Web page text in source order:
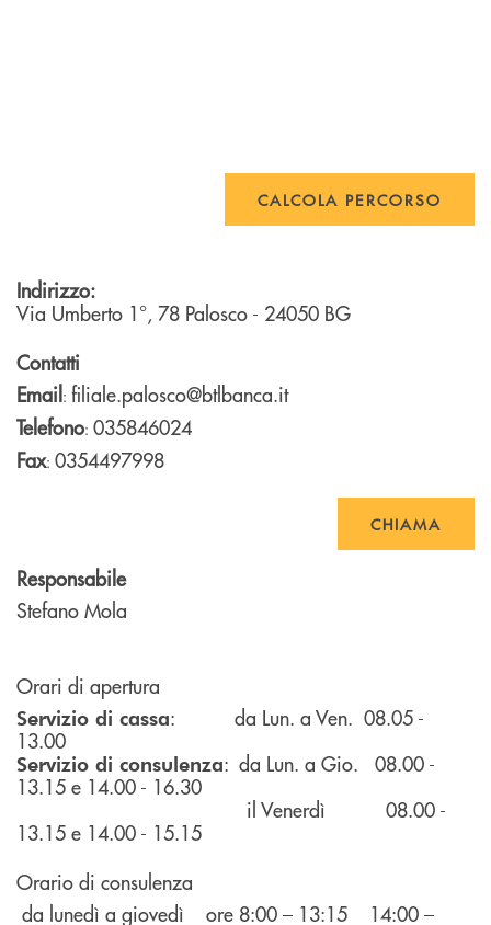
CALCOLA PERCORSO
Indirizzo:
Via Umberto 1°, 78 Palosco - 24050 BG
Contatti
Email: filiale.palosco@btlbanca.it
Telefono: 035846024
Fax: 0354497998
CHIAMA
Responsabile
Stefano Mola
Orari di apertura
Servizio di cassa: da Lun. a Ven. 08.05 -
13.00
Servizio di consulenza: da Lun. a Gio. 08.00 -
13.15 e 14.00 - 16.30
il Venerdì 08.00 -
13.15 e 14.00 - 15.15
Orario di consulenza
da lunedì a giovedì ore 8:00 – 13:15 14:00 –